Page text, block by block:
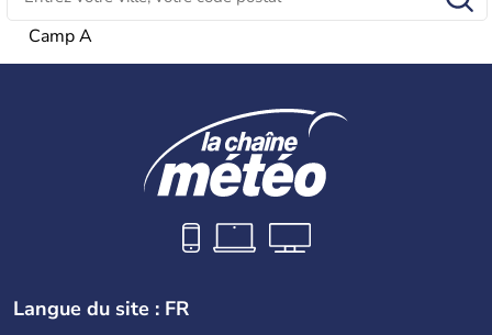
Camp A
Langue du site : FR